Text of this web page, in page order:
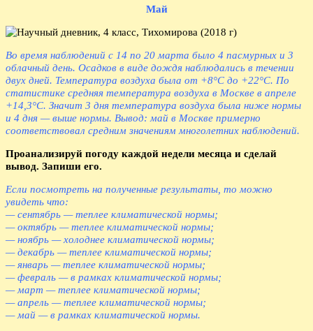
Май
Во время наблюдений с 14 по 20 марта было 4 пасмурных и 3
облачный день. Осадков в виде дождя наблюдались в течении
двух дней. Температура воздуха была от +8°С до +22°С. По
статистике средняя температура воздуха в Москве в апреле
+14,3°С. Значит 3 дня температура воздуха была ниже нормы
и 4 дня — выше нормы. Вывод: май в Москве примерно
соответствовал средним значениям многолетних наблюдений.
Проанализируй погоду каждой недели месяца и сделай
вывод. Запиши его.
Если посмотреть на полученные результаты, то можно
увидеть что:
— сентябрь — теплее климатической нормы;
— октябрь — теплее климатической нормы;
— ноябрь — холоднее климатической нормы;
— декабрь — теплее климатической нормы;
— январь — теплее климатической нормы;
— февраль — в рамках климатической нормы;
— март — теплее климатической нормы;
— апрель — теплее климатической нормы;
— май — в рамках климатической нормы.